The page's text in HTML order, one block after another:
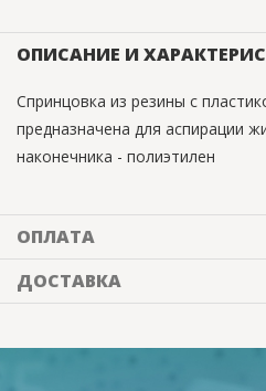
ОПИСАНИЕ И
Спринцовка из резины с
предназначена для аспирации
наконечника - полиэтилен
ОПЛАТА
ДОСТАВКА